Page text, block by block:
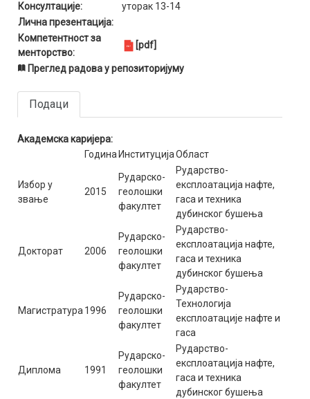
Консултације:
уторак 13-14
Лична презентација:
Компетентност за
менторство:
[pdf]
Преглед радова у репозиторијуму
Подаци
Академска каријера:
Година ИнституцијаОбласт
Избор у
звање
2015
Рударско-
геолошки
факултет
Рударство-
експлоатација нафте,
гаса и техника
дубинског бушења
Докторат 2006
Рударско-
геолошки
факултет
Рударство-
експлоатација нафте,
гаса и техника
дубинског бушења
Магистратура 1996
Рударско-
геолошки
факултет
Рударство-
Технологија
експлоатације нафте и
гаса
Диплома 1991
Рударско-
геолошки
факултет
Рударство-
експлоатација нафте,
гаса и техника
дубинског бушења